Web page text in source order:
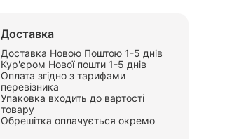
Доставка
Доставка Новою Поштою 1-5 днів
Кур'єром Нової пошти 1-5 днів
Оплата згідно з тарифами
перевізника
Упаковка входить до вартості
товару
Обрешітка оплачується окремо